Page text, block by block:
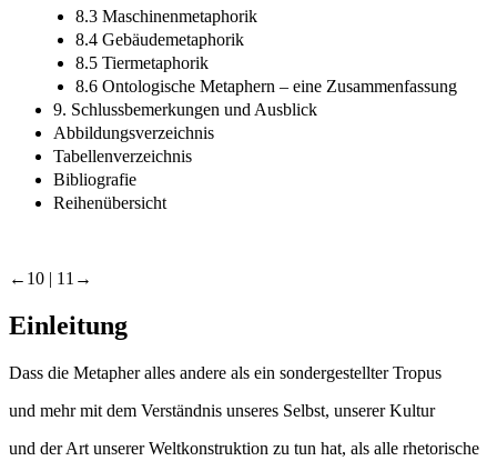
8.3 Maschinenmetaphorik
8.4 Gebäudemetaphorik
8.5 Tiermetaphorik
8.6 Ontologische Metaphern – eine Zusammenfassung
9. Schlussbemerkungen und Ausblick
Abbildungsverzeichnis
Tabellenverzeichnis
Bibliografie
Reihenübersicht
←10 | 11→
Einleitung
Dass die Metapher alles andere als ein sondergestellter Tropus
und mehr mit dem Verständnis unseres Selbst, unserer Kultur
und der Art unserer Weltkonstruktion zu tun hat, als alle rhetorische